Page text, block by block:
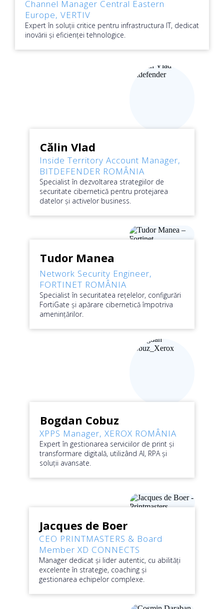
Channel Manager Central Eastern
Europe, VERTIV
Expert în soluții critice pentru infrastructura IT, dedicat
inovării și eficienței tehnologice.
Călin Vlad
Inside Territory Account Manager,
BITDEFENDER ROMÂNIA
Specialist în dezvoltarea strategiilor de
securitate cibernetică pentru protejarea
datelor și activelor business.
Tudor Manea
Network Security Engineer,
FORTINET ROMÂNIA
Specialist în securitatea rețelelor, configurări
FortiGate și apărare cibernetică împotriva
amenințărilor.
Bogdan Cobuz
XPPS Manager, XEROX ROMÂNIA
Expert în gestionarea serviciilor de print și
transformare digitală, utilizând AI, RPA și
soluții avansate.
Jacques de Boer
CEO PRINTMASTERS & Board
Member XD CONNECTS
Manager dedicat și lider autentic, cu abilități
excelente în strategie, coaching și
gestionarea echipelor complexe.